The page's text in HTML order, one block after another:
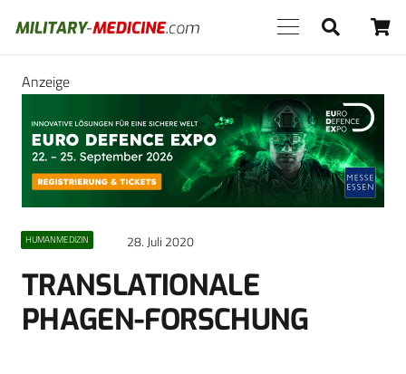
Anzeige
HUMANMEDIZIN 28. Juli 2020
TRANSLATIONALE
PHAGEN-FORSCHUNG